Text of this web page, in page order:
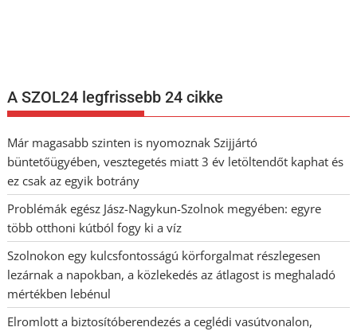
A SZOL24 legfrissebb 24 cikke
Már magasabb szinten is nyomoznak Szijjártó
büntetőügyében, vesztegetés miatt 3 év letöltendőt kaphat és
ez csak az egyik botrány
Problémák egész Jász-Nagykun-Szolnok megyében: egyre
több otthoni kútból fogy ki a víz
Szolnokon egy kulcsfontosságú körforgalmat részlegesen
lezárnak a napokban, a közlekedés az átlagost is meghaladó
mértékben lebénul
Elromlott a biztosítóberendezés a ceglédi vasútvonalon,